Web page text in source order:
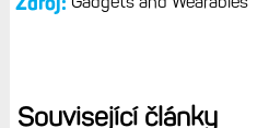
Polar i firmě stojící za fitness